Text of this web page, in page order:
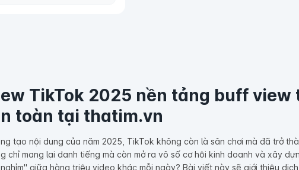
TikTok 2025 nền tảng buff
toàn tại thatim.vn
tạo nội dung của năm 2025, TikTok không còn là sân chơi mà đã trở
chỉ mang lại danh tiếng mà còn mở ra vô số cơ hội kinh doanh và xây
giữa hàng triệu video khác mỗi ngày? Bài viết này sẽ giới thiệu